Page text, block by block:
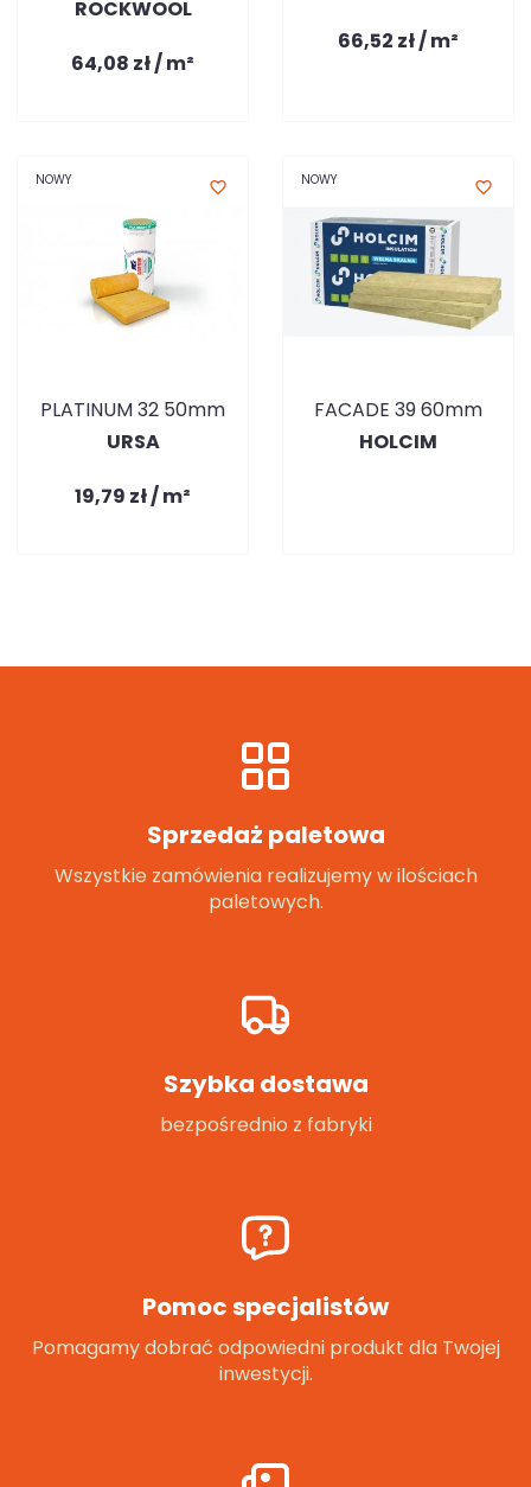
ROCKWOOL
64,08 zł / m²
66,52 zł / m²
NOWY favorite_border
PLATINUM 32 50mm
URSA
19,79 zł / m²
NOWY favorite_border
FACADE 39 60mm
HOLCIM
Sprzedaż paletowa
Wszystkie zamówienia realizujemy w ilościach
paletowych.
Szybka dostawa
bezpośrednio z fabryki
Pomoc specjalistów
Pomagamy dobrać odpowiedni produkt dla Twojej
inwestycji.